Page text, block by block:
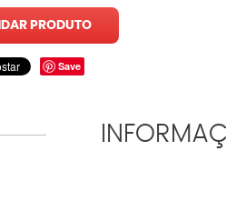
PRODUTO
Save